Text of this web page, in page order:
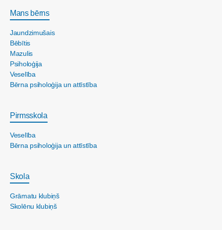
Mans bērns
Jaundzimušais
Bēbītis
Mazulis
Psiholoģija
Veselība
Bērna psiholoģija un attīstība
Pirmsskola
Veselība
Bērna psiholoģija un attīstība
Skola
Grāmatu klubiņš
Skolēnu klubiņš